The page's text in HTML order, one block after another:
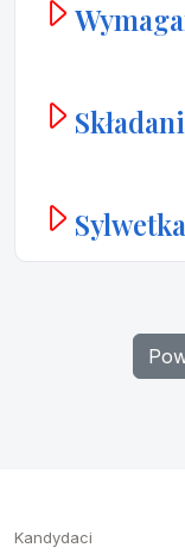
Kandydaci